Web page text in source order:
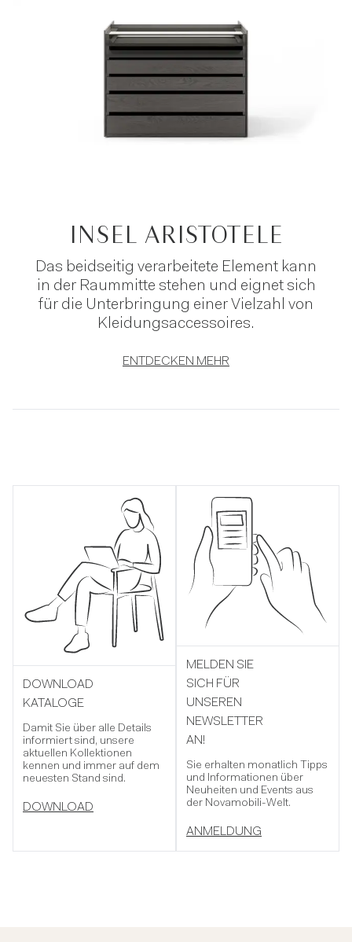
INSEL ARISTOTELE
Das beidseitig verarbeitete Element kann
in der Raummitte stehen und eignet sich
für die Unterbringung einer Vielzahl von
Kleidungsaccessoires.
ENTDECKEN MEHR
DOWNLOAD
KATALOGE
Damit Sie über alle Details
informiert sind, unsere
aktuellen Kollektionen
kennen und immer auf dem
neuesten Stand sind.
DOWNLOAD
MELDEN SIE
SICH FÜR
UNSEREN
NEWSLETTER
AN!
Sie erhalten monatlich Tipps
und Informationen über
Neuheiten und Events aus
der Novamobili-Welt.
ANMELDUNG